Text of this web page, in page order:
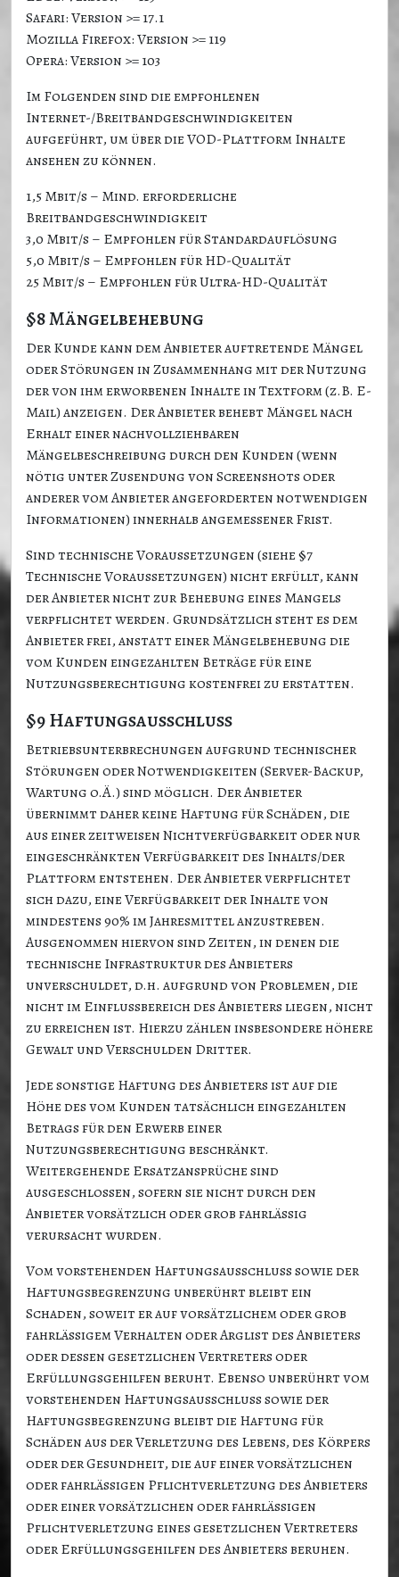
Safari: Version >= 17.1
Mozilla Firefox: Version >= 119
Opera: Version >= 103
Im Folgenden sind die empfohlenen
Internet-/Breitbandgeschwindigkeiten
aufgeführt, um über die VOD-Plattform Inhalte
ansehen zu können.
1,5 Mbit/s – Mind. erforderliche
Breitbandgeschwindigkeit
3,0 Mbit/s – Empfohlen für Standardauflösung
5,0 Mbit/s – Empfohlen für HD-Qualität
25 Mbit/s – Empfohlen für Ultra-HD-Qualität
§8 Mängelbehebung
Der Kunde kann dem Anbieter auftretende Mängel
oder Störungen in Zusammenhang mit der Nutzung
der von ihm erworbenen Inhalte in Textform (z.B. E-
Mail) anzeigen. Der Anbieter behebt Mängel nach
Erhalt einer nachvollziehbaren
Mängelbeschreibung durch den Kunden (wenn
nötig unter Zusendung von Screenshots oder
anderer vom Anbieter angeforderten notwendigen
Informationen) innerhalb angemessener Frist.
Sind technische Voraussetzungen (siehe §7
Technische Voraussetzungen) nicht erfüllt, kann
der Anbieter nicht zur Behebung eines Mangels
verpflichtet werden. Grundsätzlich steht es dem
Anbieter frei, anstatt einer Mängelbehebung die
vom Kunden eingezahlten Beträge für eine
Nutzungsberechtigung kostenfrei zu erstatten.
§9 Haftungsausschluss
Betriebsunterbrechungen aufgrund technischer
Störungen oder Notwendigkeiten (Server-Backup,
Wartung o.Ä.) sind möglich. Der Anbieter
übernimmt daher keine Haftung für Schäden, die
aus einer zeitweisen Nichtverfügbarkeit oder nur
eingeschränkten Verfügbarkeit des Inhalts/der
Plattform entstehen. Der Anbieter verpflichtet
sich dazu, eine Verfügbarkeit der Inhalte von
mindestens 90% im Jahresmittel anzustreben.
Ausgenommen hiervon sind Zeiten, in denen die
technische Infrastruktur des Anbieters
unverschuldet, d.h. aufgrund von Problemen, die
nicht im Einflussbereich des Anbieters liegen, nicht
zu erreichen ist. Hierzu zählen insbesondere höhere
Gewalt und Verschulden Dritter.
Jede sonstige Haftung des Anbieters ist auf die
Höhe des vom Kunden tatsächlich eingezahlten
Betrags für den Erwerb einer
Nutzungsberechtigung beschränkt.
Weitergehende Ersatzansprüche sind
ausgeschlossen, sofern sie nicht durch den
Anbieter vorsätzlich oder grob fahrlässig
verursacht wurden.
Vom vorstehenden Haftungsausschluss sowie der
Haftungsbegrenzung unberührt bleibt ein
Schaden, soweit er auf vorsätzlichem oder grob
fahrlässigem Verhalten oder Arglist des Anbieters
oder dessen gesetzlichen Vertreters oder
Erfüllungsgehilfen beruht. Ebenso unberührt vom
vorstehenden Haftungsausschluss sowie der
Haftungsbegrenzung bleibt die Haftung für
Schäden aus der Verletzung des Lebens, des Körpers
oder der Gesundheit, die auf einer vorsätzlichen
oder fahrlässigen Pflichtverletzung des Anbieters
oder einer vorsätzlichen oder fahrlässigen
Pflichtverletzung eines gesetzlichen Vertreters
oder Erfüllungsgehilfen des Anbieters beruhen.